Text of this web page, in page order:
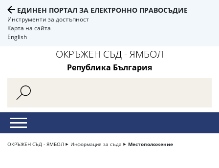
ЕДИНЕН ПОРТАЛ ЗА ЕЛЕКТРОННО ПРАВОСЪДИЕ
Инструменти за достъпност
Карта на сайта
English
ОКРЪЖЕН СЪД - ЯМБОЛ
Република България
ОКРЪЖЕН СЪД - ЯМБОЛ Информация за съда Местоположение